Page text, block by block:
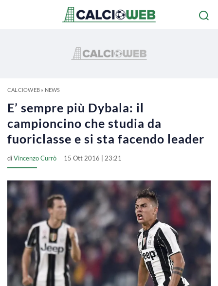
CALCIOWEB» NEWS
E’ sempre più Dybala: il
campioncino che studia da
fuoriclasse e si sta facendo leader
diVincenzo Currò 15 Ott 2016 | 23:21